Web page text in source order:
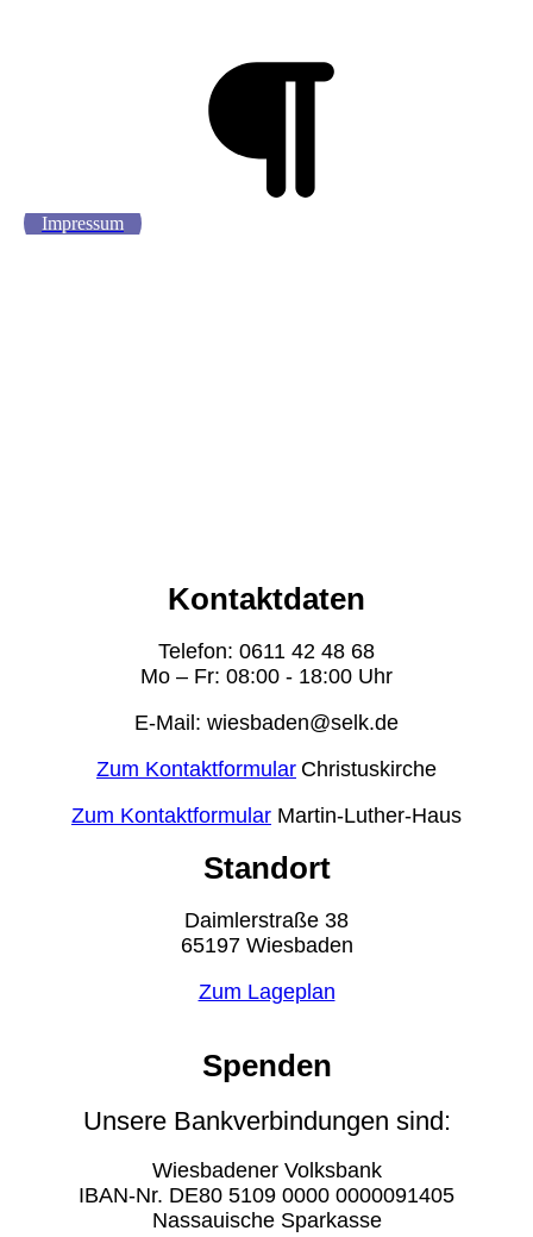
Impressum
Kontaktdaten
Telefon: 0611 42 48 68
Mo – Fr: 08:00 - 18:00 Uhr
E-Mail: wiesbaden@selk.de
Zum Kontaktformular Christuskirche
Zum Kontaktformular Martin-Luther-Haus
Standort
Daimlerstraße 38
65197 Wiesbaden
Zum Lageplan
Spenden
Unsere Bankverbindungen sind:
Wiesbadener Volksbank
IBAN-Nr. DE80 5109 0000 0000091405
Nassauische Sparkasse